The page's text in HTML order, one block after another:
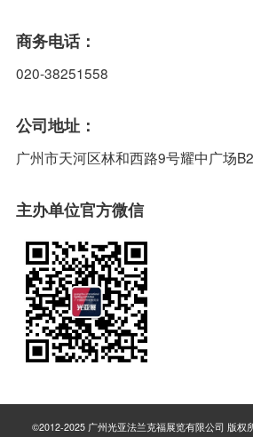
商务电话：
020-38251558
公司地址：
广州市天河区林和西路9号耀中广场
主办单位官方微信
©2012-2025 广州光亚法兰克福展览有限公司 版权